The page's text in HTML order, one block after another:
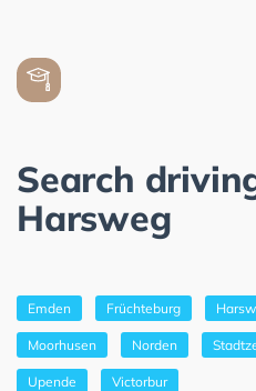
Search
Harsweg
Emden Früchteburg
Moorhusen Norden
Upende Victorbur